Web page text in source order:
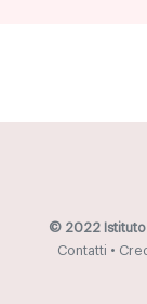
© 2022 Istituto
Contatti •